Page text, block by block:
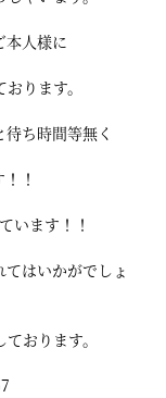
本人様に
ります。
ち時間等無く
！
います！！
はいかがでしょ
おります。